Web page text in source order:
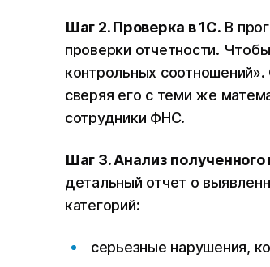
Шаг 2. Проверка в 1С. В
проверки отчетности.
контрольных
сверяя его с теми же
сотрудники ФНС.
Шаг 3. Анализ полученного
детальный отчет о
категорий:
серьезные нарушения,